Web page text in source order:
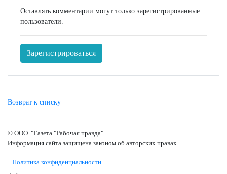
Оставлять комментарии могут только зарегистрированные
пользователи.
Зарегистрироваться
Возврат к списку
© ООО "Газета "Рабочая правда"
Информация сайта защищена законом об авторских правах.
Политика конфиденциальности